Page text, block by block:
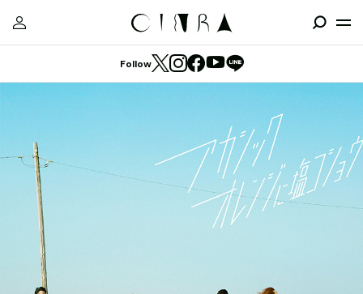
Follow